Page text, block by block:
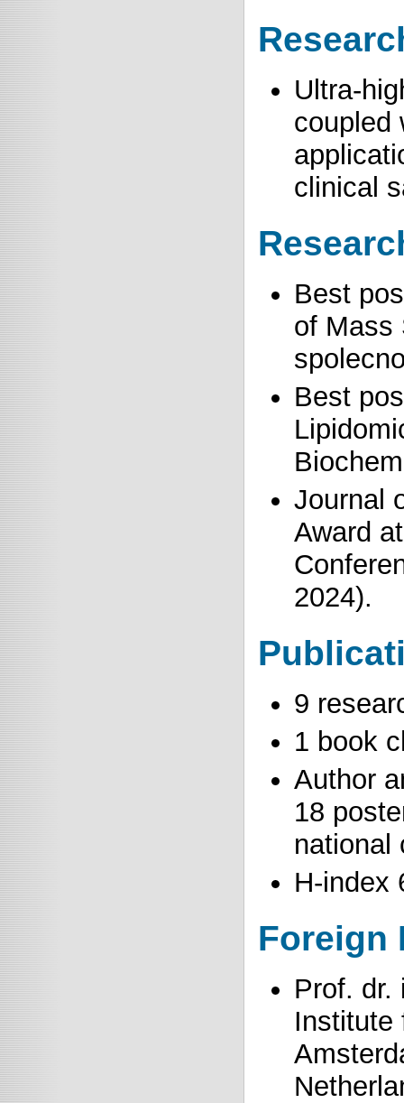
Ultra-
coupled
clinical
Best
of Mass
Best
Journal
Award
2024).
9
1 book
Author
18
national
H-index
Foreign
Prof. dr.
Institute